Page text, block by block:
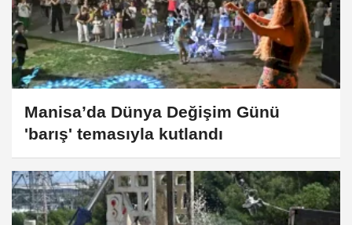
Manisa’da Dünya Değişim Günü
'barış' temasıyla kutlandı